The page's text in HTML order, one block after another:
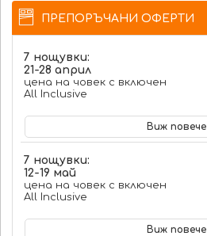
ПРЕПОРЪЧАНИ ОФЕРТИ
7 нощувки:
21-28 април
цена на човек с включен
All Inclusive
Виж повече
7 нощувки:
12-19 май
цена на човек с включен
All Inclusive
Виж повече